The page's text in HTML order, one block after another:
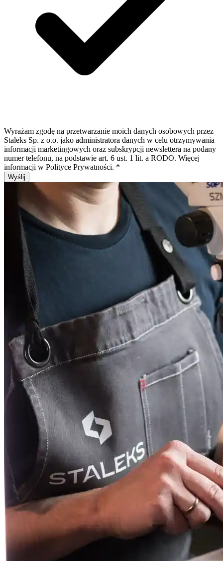
Wyrażam zgodę na przetwarzanie moich danych osobowych przez
Staleks Sp. z o.o. jako administratora danych w celu otrzymywania
informacji marketingowych oraz subskrypcji newslettera na podany
numer telefonu, na podstawie art. 6 ust. 1 lit. a RODO. Więcej
informacji w Polityce Prywatności. *
Wyślij